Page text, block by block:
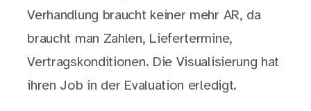
Verhandlung braucht keiner mehr AR, da
braucht man Zahlen, Liefertermine,
Vertragskonditionen. Die Visualisierung hat
ihren Job in der Evaluation erledigt.